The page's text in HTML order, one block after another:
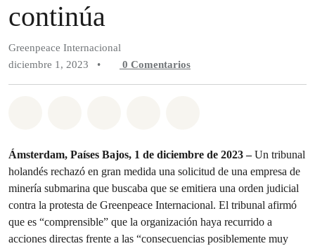
continúa
Greenpeace Internacional
diciembre 1, 2023
• 0 Comentarios
Ámsterdam, Países Bajos, 1 de diciembre de 2023 –Un tribunal
holandés rechazó en gran medida una solicitud de una empresa de
minería submarina que buscaba que se emitiera una orden judicial
contra la protesta de Greenpeace Internacional. El tribunal afirmó
que es “comprensible” que la organización haya recurrido a
acciones directas frente a las “consecuencias posiblemente muy